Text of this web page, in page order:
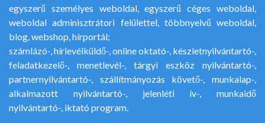
egyszerű személyes weboldal, egyszerű céges weboldal,
weboldal adminisztrátori felülettel, többnyelvű weboldal,
blog, webshop, hírportál;
számlázó-, hírlevélküldő-, online oktató-, készletnyilvántartó-,
feladatkezelő-, menetlevél-, tárgyi eszköz nyilvántartó-,
partnernyilvántartó-, szállítmányozás követő-, munkalap-,
alkalmazott nyilvántartó-, jelenléti ív-, munkaidő
nyilvántartó-, iktató program.